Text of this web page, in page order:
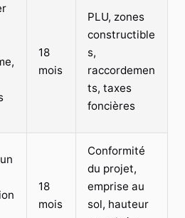
18
mois
PLU, zones
constructible
s,
raccordemen
ts, taxes
foncières
18
mois
Conformité
du projet,
emprise au
sol, hauteur